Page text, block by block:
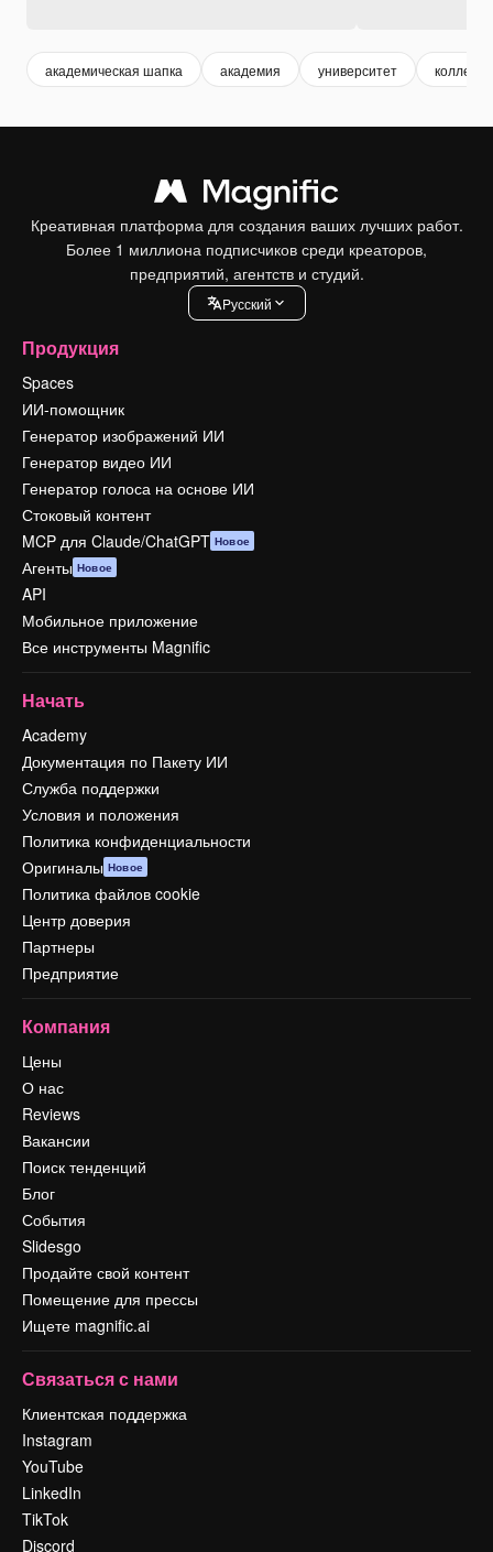
академическая шапка академия университет колледж
Креативная платформа для создания ваших лучших работ.
Более 1 миллиона подписчиков среди креаторов,
предприятий, агентств и студий.
Pусский
Продукция
Spaces
ИИ-помощник
Генератор изображений ИИ
Генератор видео ИИ
Генератор голоса на основе ИИ
Стоковый контент
MCP для Claude/ChatGPT Новое
Агенты Новое
API
Мобильное приложение
Все инструменты Magnific
Начать
Academy
Документация по Пакету ИИ
Служба поддержки
Условия и положения
Политика конфиденциальности
Оригиналы Новое
Политика файлов cookie
Центр доверия
Партнеры
Предприятие
Компания
Цены
О нас
Reviews
Вакансии
Поиск тенденций
Блог
События
Slidesgo
Продайте свой контент
Помещение для прессы
Ищете magnific.ai
Связаться с нами
Клиентская поддержка
Instagram
YouTube
LinkedIn
TikTok
Discord